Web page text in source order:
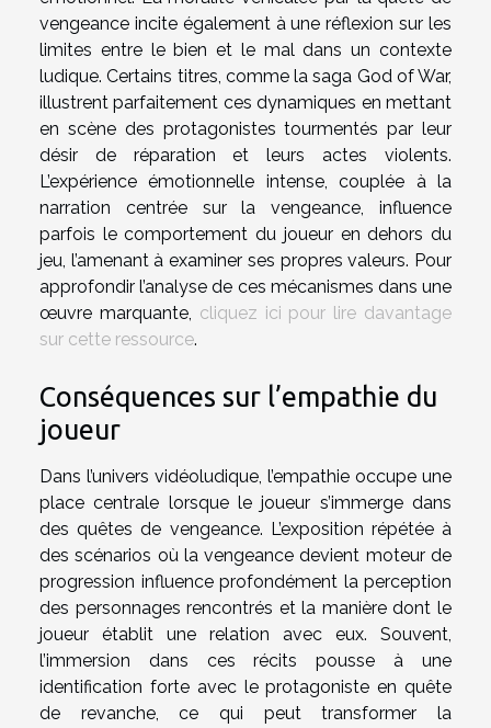
vengeance incite également à une réflexion sur les
limites entre le bien et le mal dans un contexte
ludique. Certains titres, comme la saga God of War,
illustrent parfaitement ces dynamiques en mettant
en scène des protagonistes tourmentés par leur
désir de réparation et leurs actes violents.
L’expérience émotionnelle intense, couplée à la
narration centrée sur la vengeance, influence
parfois le comportement du joueur en dehors du
jeu, l’amenant à examiner ses propres valeurs. Pour
approfondir l’analyse de ces mécanismes dans une
œuvre marquante, cliquez ici pour lire davantage
sur cette ressource.
Conséquences sur l’empathie du
joueur
Dans l’univers vidéoludique, l’empathie occupe une
place centrale lorsque le joueur s’immerge dans
des quêtes de vengeance. L’exposition répétée à
des scénarios où la vengeance devient moteur de
progression influence profondément la perception
des personnages rencontrés et la manière dont le
joueur établit une relation avec eux. Souvent,
l’immersion dans ces récits pousse à une
identification forte avec le protagoniste en quête
de revanche, ce qui peut transformer la